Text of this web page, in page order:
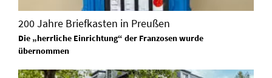
200 Jahre Briefkasten in Preußen
Die „herrliche Einrichtung“ der Franzosen wurde
übernommen